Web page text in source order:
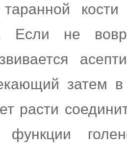
Если не
затем
расти
функции